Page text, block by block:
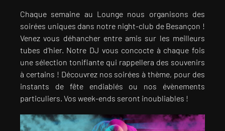
Chaque semaine au Lounge nous organisons des
soirées uniques dans notre night-club de Besançon !
Venez vous déhancher entre amis sur les meilleurs
tubes d’hier. Notre DJ vous concocte à chaque fois
une sélection tonifiante qui rappellera des souvenirs
à certains ! Découvrez nos soirées à thème, pour des
instants de fête endiablés ou nos évènements
particuliers. Vos week-ends seront inoubliables !